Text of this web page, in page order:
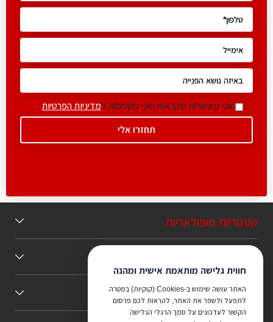
אני מאשר/ת שקראתי ואני מסכים/ה למדיניות הפרטיות
חווית גלישה מותאמת אישית ומהנה
האתר עושה שימוש ב-Cookies (קוקיות) במטרה
לתפעל ולשפר את האתר, להראות לכם פרסום
הקשור לעדכונים על סמך הרגלי הגלישה
קטגוריות פופולאריות
כללי